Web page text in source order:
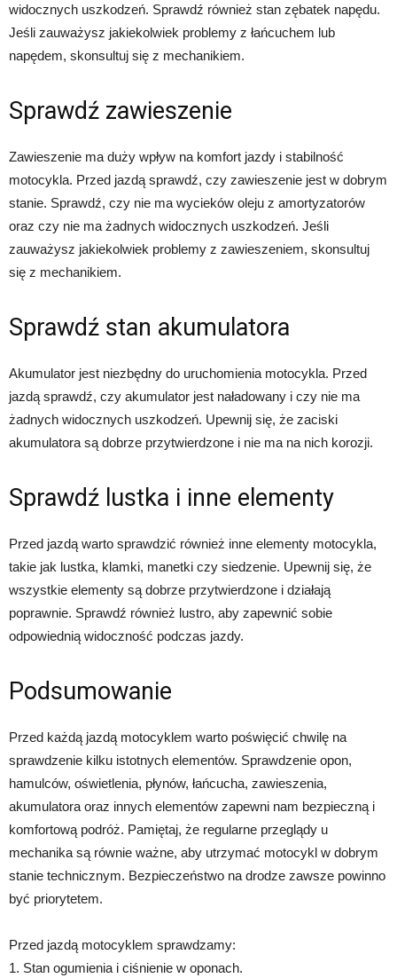
widocznych uszkodzeń. Sprawdź również stan zębatek napędu.
Jeśli zauważysz jakiekolwiek problemy z łańcuchem lub
napędem, skonsultuj się z mechanikiem.
Sprawdź zawieszenie
Zawieszenie ma duży wpływ na komfort jazdy i stabilność
motocykla. Przed jazdą sprawdź, czy zawieszenie jest w dobrym
stanie. Sprawdź, czy nie ma wycieków oleju z amortyzatorów
oraz czy nie ma żadnych widocznych uszkodzeń. Jeśli
zauważysz jakiekolwiek problemy z zawieszeniem, skonsultuj
się z mechanikiem.
Sprawdź stan akumulatora
Akumulator jest niezbędny do uruchomienia motocykla. Przed
jazdą sprawdź, czy akumulator jest naładowany i czy nie ma
żadnych widocznych uszkodzeń. Upewnij się, że zaciski
akumulatora są dobrze przytwierdzone i nie ma na nich korozji.
Sprawdź lustka i inne elementy
Przed jazdą warto sprawdzić również inne elementy motocykla,
takie jak lustka, klamki, manetki czy siedzenie. Upewnij się, że
wszystkie elementy są dobrze przytwierdzone i działają
poprawnie. Sprawdź również lustro, aby zapewnić sobie
odpowiednią widoczność podczas jazdy.
Podsumowanie
Przed każdą jazdą motocyklem warto poświęcić chwilę na
sprawdzenie kilku istotnych elementów. Sprawdzenie opon,
hamulców, oświetlenia, płynów, łańcucha, zawieszenia,
akumulatora oraz innych elementów zapewni nam bezpieczną i
komfortową podróż. Pamiętaj, że regularne przeglądy u
mechanika są równie ważne, aby utrzymać motocykl w dobrym
stanie technicznym. Bezpieczeństwo na drodze zawsze powinno
być priorytetem.
Przed jazdą motocyklem sprawdzamy:
1. Stan ogumienia i ciśnienie w oponach.